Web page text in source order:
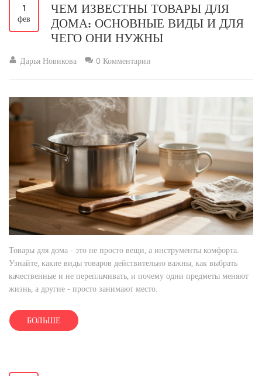
1
фев
ЧЕМ ИЗВЕСТНЫ ТОВАРЫ ДЛЯ
ДОМА: ОСНОВНЫЕ ВИДЫ И ДЛЯ
ЧЕГО ОНИ НУЖНЫ
Дарья Новикова 0 Комментарии
Товары для дома - это не просто вещи, а инструменты комфорта.
Узнайте, какие виды товаров действительно важны, как выбрать
качественные и не переплачивать, и почему одни предметы меняют
жизнь, а другие - просто занимают место.
БОЛЬШЕ